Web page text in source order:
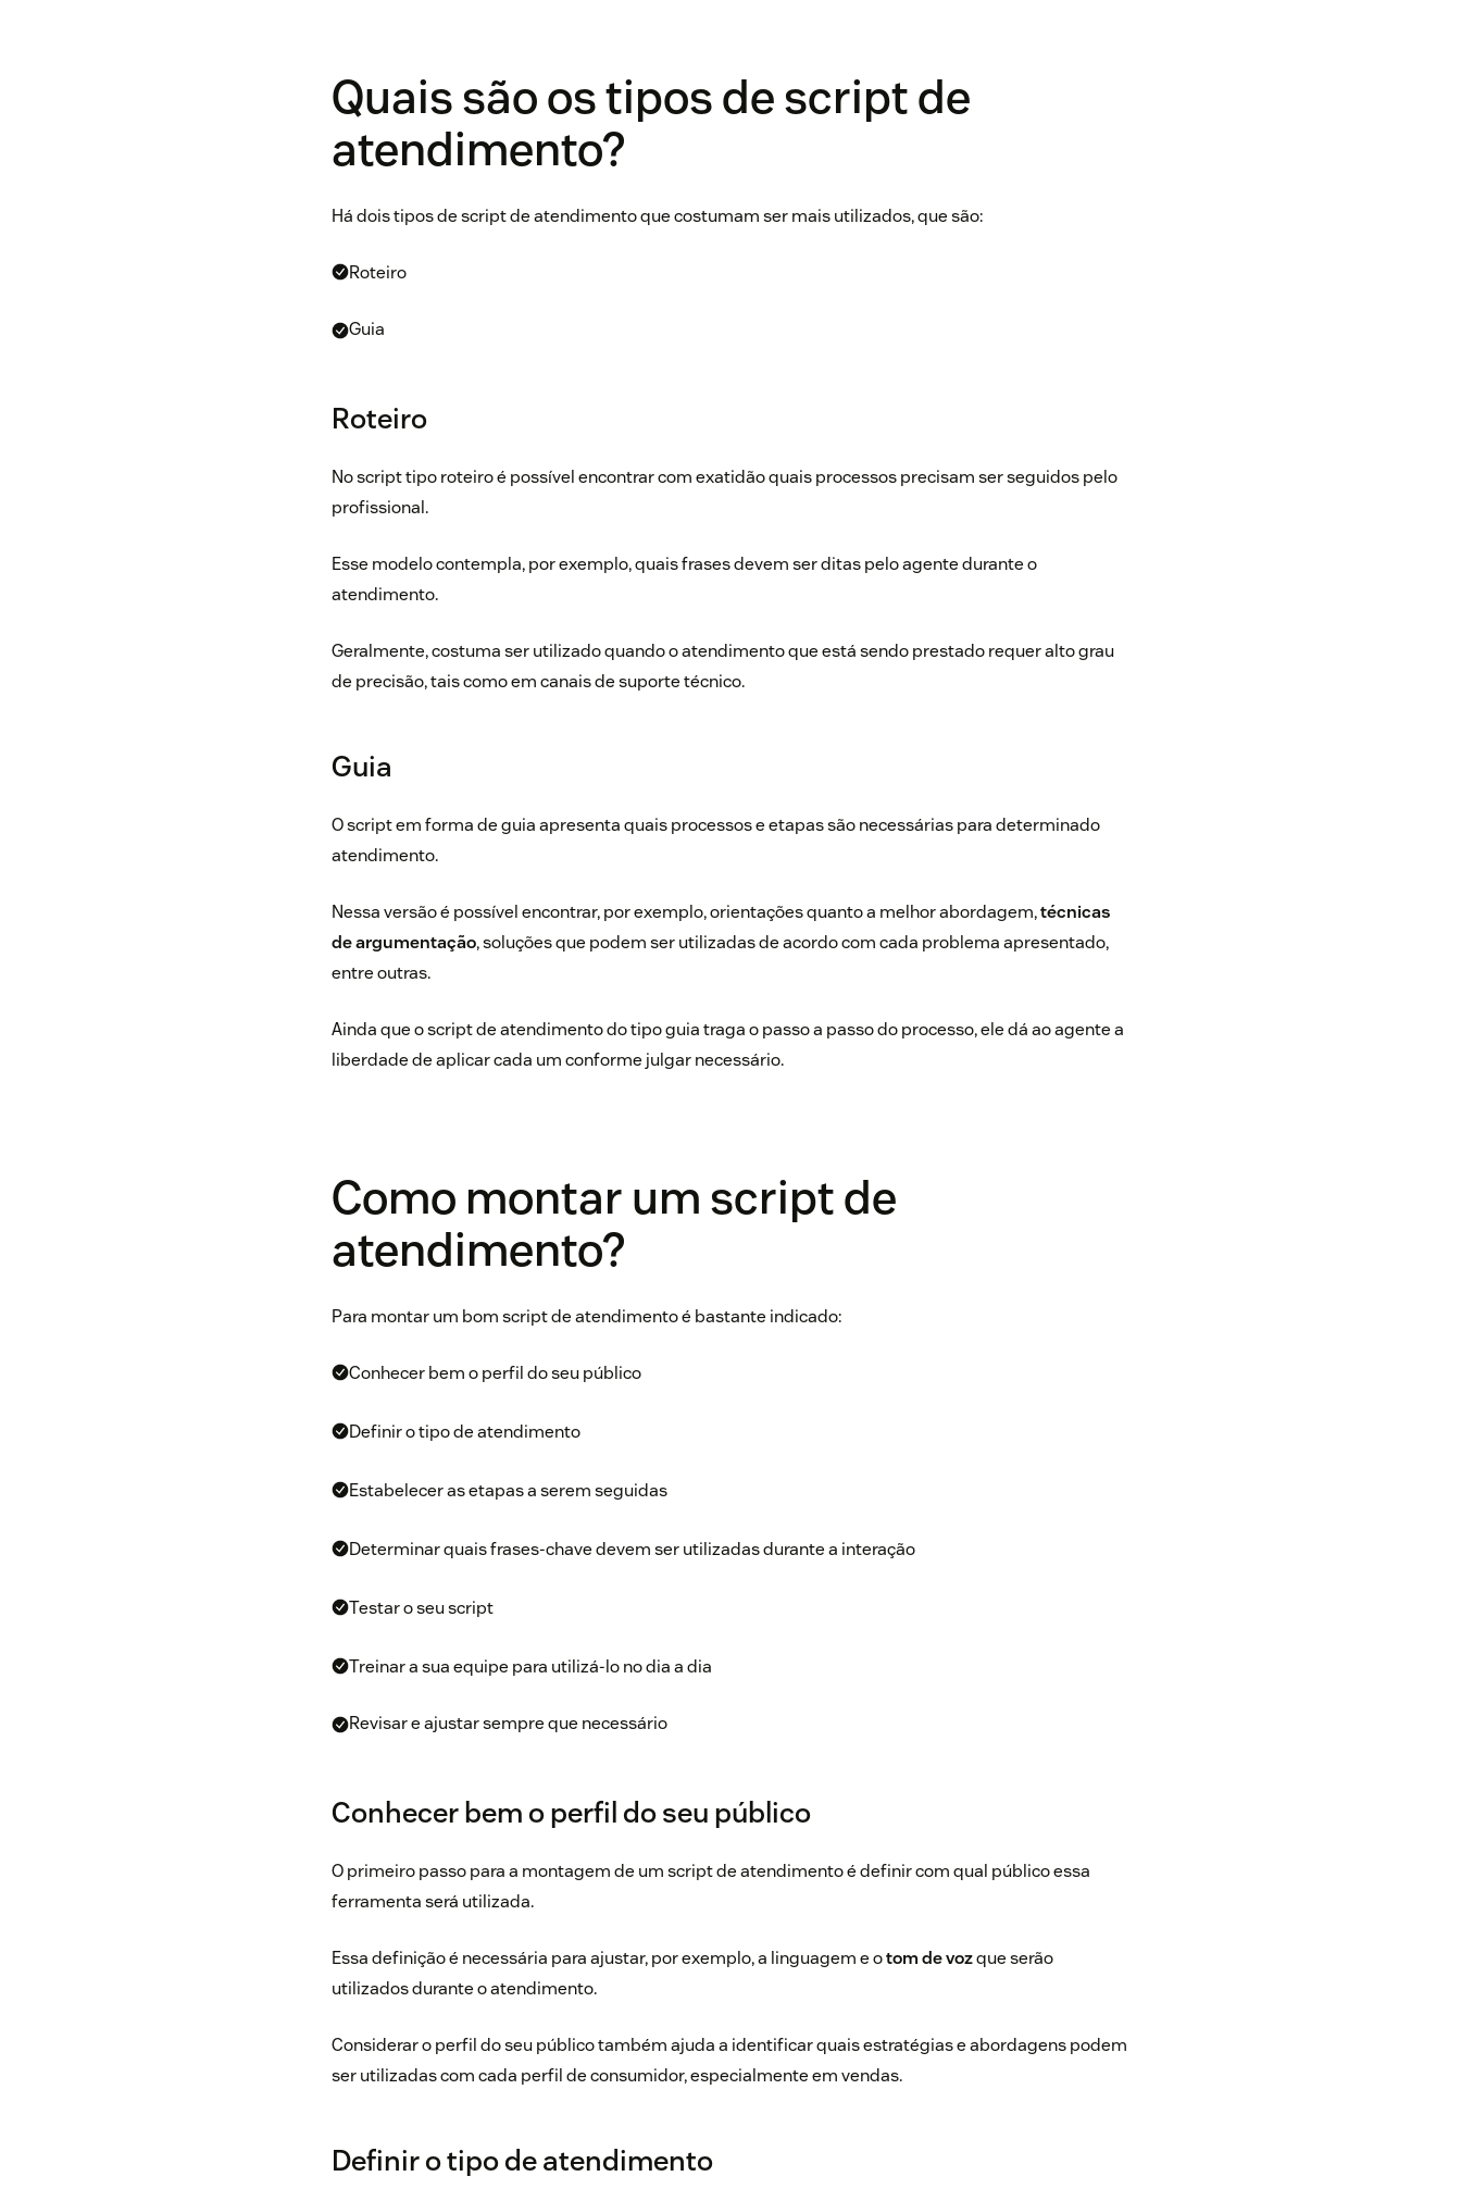
Quais são os tipos de script de
atendimento?
Há dois tipos de script de atendimento que costumam ser mais utilizados, que são:
Roteiro
Guia
Roteiro
No script tipo roteiro é possível encontrar com exatidão quais processos precisam ser seguidos pelo
profissional.
Esse modelo contempla, por exemplo, quais frases devem ser ditas pelo agente durante o
atendimento.
Geralmente, costuma ser utilizado quando o atendimento que está sendo prestado requer alto grau
de precisão, tais como em canais de suporte técnico.
Guia
O script em forma de guia apresenta quais processos e etapas são necessárias para determinado
atendimento.
Nessa versão é possível encontrar, por exemplo, orientações quanto a melhor abordagem,técnicas
de argumentação, soluções que podem ser utilizadas de acordo com cada problema apresentado,
entre outras.
Ainda que o script de atendimento do tipo guia traga o passo a passo do processo, ele dá ao agente a
liberdade de aplicar cada um conforme julgar necessário.
Como montar um script de
atendimento?
Para montar um bom script de atendimento é bastante indicado:
Conhecer bem o perfil do seu público
Definir o tipo de atendimento
Estabelecer as etapas a serem seguidas
Determinar quais frases-chave devem ser utilizadas durante a interação
Testar o seu script
Treinar a sua equipe para utilizá-lo no dia a dia
Revisar e ajustar sempre que necessário
Conhecer bem o perfil do seu público
O primeiro passo para a montagem de um script de atendimento é definir com qual público essa
ferramenta será utilizada.
Essa definição é necessária para ajustar, por exemplo, a linguagem e otom de vozque serão
utilizados durante o atendimento.
Considerar o perfil do seu público também ajuda a identificar quais estratégias e abordagens podem
ser utilizadas com cada perfil de consumidor, especialmente em vendas.
Definir o tipo de atendimento